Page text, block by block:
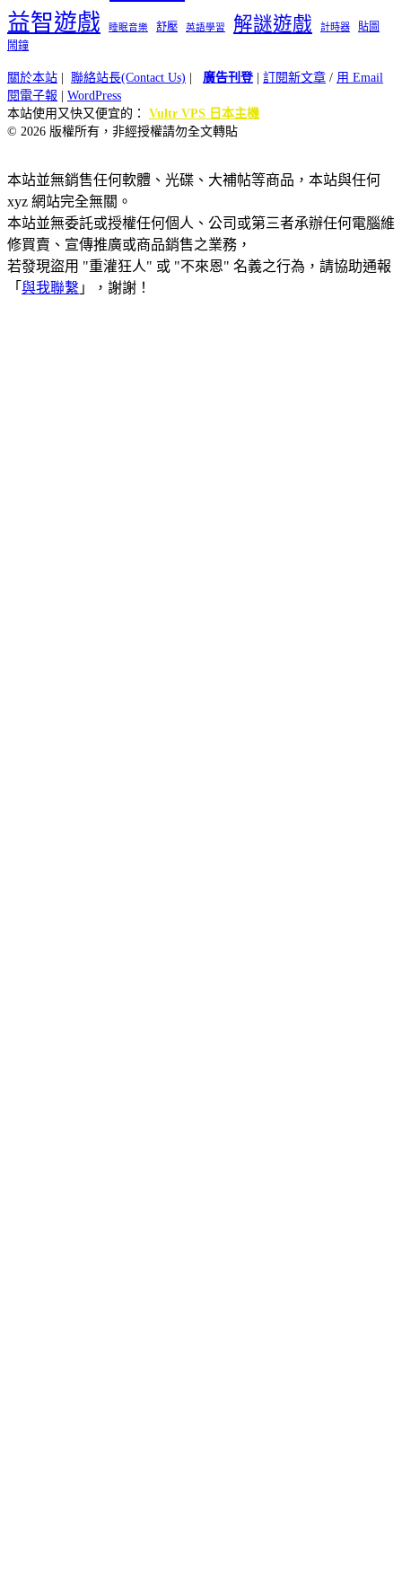
益智遊戲 睡眠音樂 舒壓 英語學習 解謎遊戲 計時器
貼圖
鬧鐘
關於本站 聯絡站長(Contact Us) 廣告刊登| 訂閱新文章 / 用 Email
閱電子報
WordPress
本站使用又快又便宜的： Vultr VPS 日本主機
© 2026 版權所有，非經授權請勿全文轉貼
本站並無銷售任何軟體、光碟、大補帖等商品，本站與任何
xyz 網站完全無關。
本站並無委託或授權任何個人、公司或第三者承辦任何電腦維
修買賣、宣傳推廣或商品銷售之業務，
若發現盜用 "重灌狂人" 或 "不來恩" 名義之行為，請協助通報
「 與我聯繫 」，謝謝！